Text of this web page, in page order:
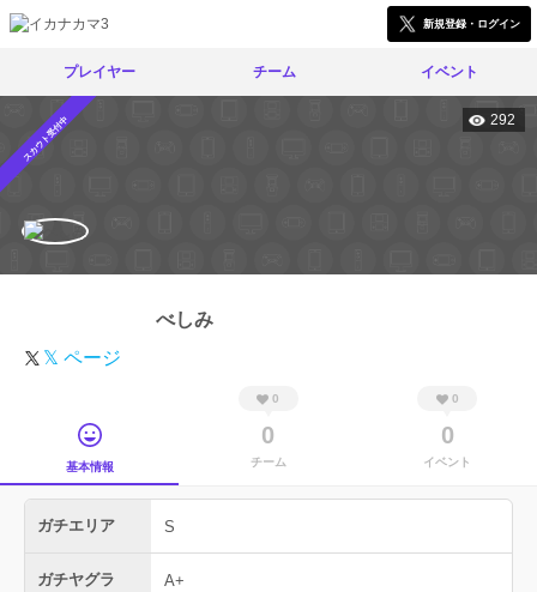
新規登録・ログイン
プレイヤー チーム イベント
スカウト受付中 292
べしみ
𝕏 ページ
基本情報
0
0
チーム
0
0
イベント
ガチエリア S
ガチヤグラ A+